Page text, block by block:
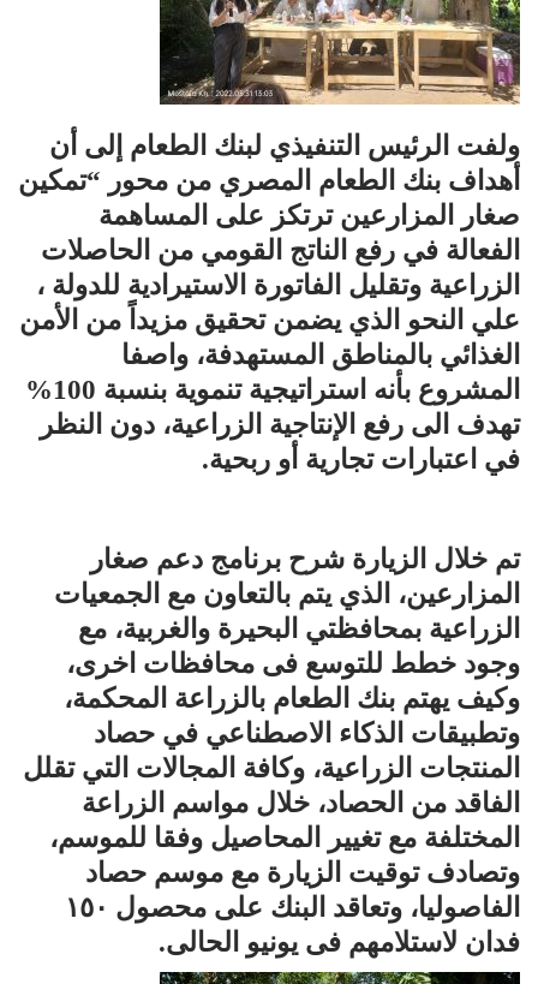
ولفت الرئيس التنفيذي لبنك الطعام إلى أن
أهداف بنك الطعام المصري من محور “تمكين
صغار المزارعين ترتكز على المساهمة
الفعالة في رفع الناتج القومي من الحاصلات
الزراعية وتقليل الفاتورة الاستيرادية للدولة ،
علي النحو الذي يضمن تحقيق مزيداً من الأمن
الغذائي بالمناطق المستهدفة، واصفا
المشروع بأنه استراتيجية تنموية بنسبة 100%
تهدف الى رفع الإنتاجية الزراعية، دون النظر
في اعتبارات تجارية أو ربحية.
تم خلال الزيارة شرح برنامج دعم صغار
المزارعين، الذي يتم بالتعاون مع الجمعيات
الزراعية بمحافظتي البحيرة والغربية، مع
وجود خطط للتوسع فى محافظات اخرى،
وكيف يهتم بنك الطعام بالزراعة المحكمة،
وتطبيقات الذكاء الاصطناعي في حصاد
المنتجات الزراعية، وكافة المجالات التي تقلل
الفاقد من الحصاد، خلال مواسم الزراعة
المختلفة مع تغيير المحاصيل وفقا للموسم،
وتصادف توقيت الزيارة مع موسم حصاد
الفاصوليا، وتعاقد البنك على محصول ١٥٠
فدان لاستلامهم فى يونيو الحالى.